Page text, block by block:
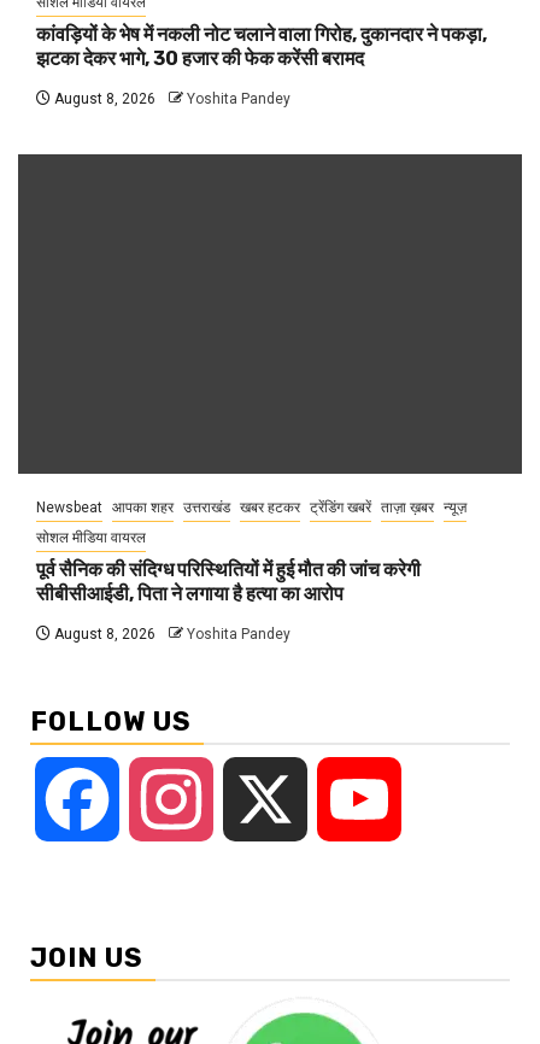
कांवड़ियों के भेष में नकली नोट चलाने वाला गिरोह, दुकानदार ने पकड़ा,
झटका देकर भागे, 30 हजार की फेक करेंसी बरामद
August 8, 2026 Yoshita Pandey
Newsbeat आपका शहर उत्तराखंड खबर हटकर ट्रेंडिंग खबरें ताज़ा ख़बर न्यूज़
सोशल मीडिया वायरल
पूर्व सैनिक की संदिग्ध परिस्थितियों में हुई मौत की जांच करेगी
सीबीसीआईडी, पिता ने लगाया है हत्या का आरोप
August 8, 2026 Yoshita Pandey
FOLLOW US
Facebook Instagram
JOIN US